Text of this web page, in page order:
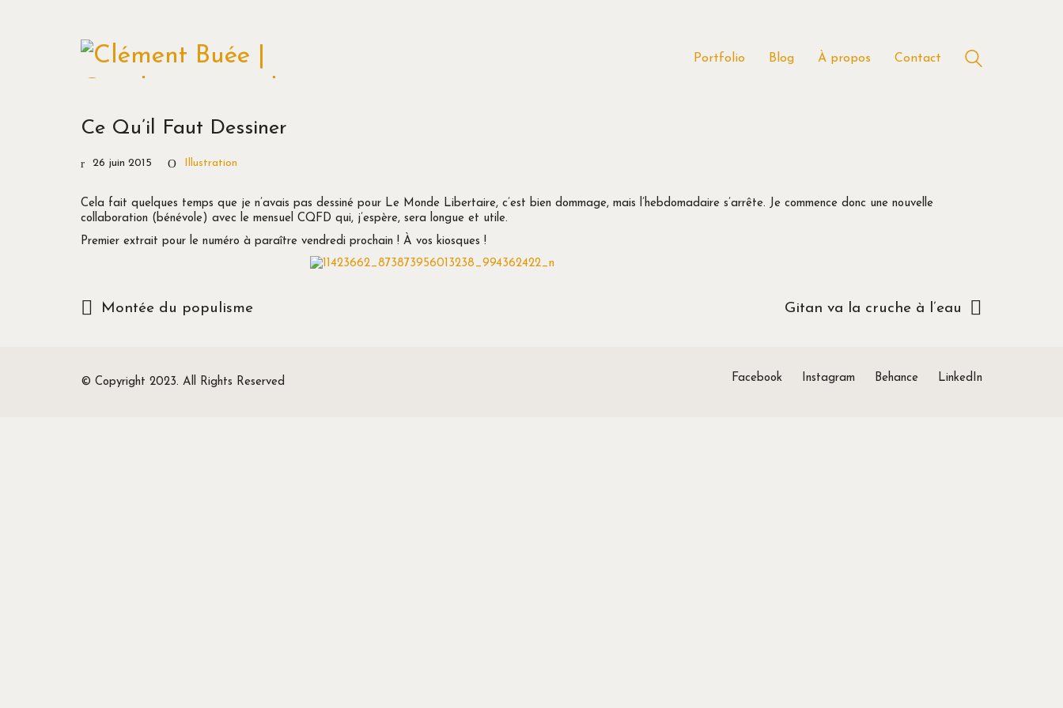
Portfolio Blog À propos Contact
Ce Qu’il Faut Dessiner
26 juin 2015 Illustration
Cela fait quelques temps que je n’avais pas dessiné pour Le Monde Libertaire, c’est bien dommage, mais l’hebdomadaire s’arrête. Je commence donc une nouvelle
collaboration (bénévole) avec le mensuel CQFD qui, j’espère, sera longue et utile.
Premier extrait pour le numéro à paraître vendredi prochain ! À vos kiosques !
Montée du populisme Gitan va la cruche à l’eau
Facebook Instagram Behance LinkedIn
© Copyright 2023. All Rights Reserved